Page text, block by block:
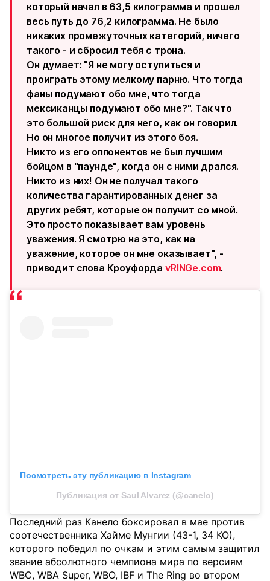
который начал в 63,5 килограмма и прошел
весь путь до 76,2 килограмма. Не было
никаких промежуточных категорий, ничего
такого - и сбросил тебя с трона.
Он думает: "Я не могу оступиться и
проиграть этому мелкому парню. Что тогда
фаны подумают обо мне, что тогда
мексиканцы подумают обо мне?". Так что
это большой риск для него, как он говорил.
Но он многое получит из этого боя.
Никто из его оппонентов не был лучшим
бойцом в "паунде", когда он с ними дрался.
Никто из них! Он не получал такого
количества гарантированных денег за
других ребят, которые он получит со мной.
Это просто показывает вам уровень
уважения. Я смотрю на это, как на
уважение, которое он мне оказывает", -
приводит слова Кроуфорда vRINGe.com.
Посмотреть эту публикацию в Instagram
Публикация от Saul Alvarez (@canelo)
Последний раз Канело боксировал в мае против
соотечественника Хайме Мунгии (43-1, 34 КО),
которого победил по очкам и этим самым защитил
звание абсолютного чемпиона мира по версиям
WBC, WBA Super, WBO, IBF и The Ring во втором